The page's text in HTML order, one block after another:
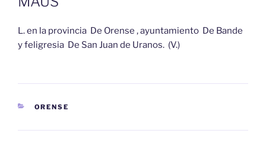
L. en la provincia De Orense , ayuntamiento De Bande
y feligresia De San Juan de Uranos. (V.)
CATEGORÍAS
ORENSE